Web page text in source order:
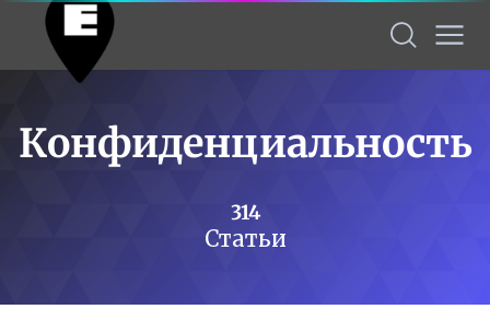
Конфиденциальность
314
Статьи